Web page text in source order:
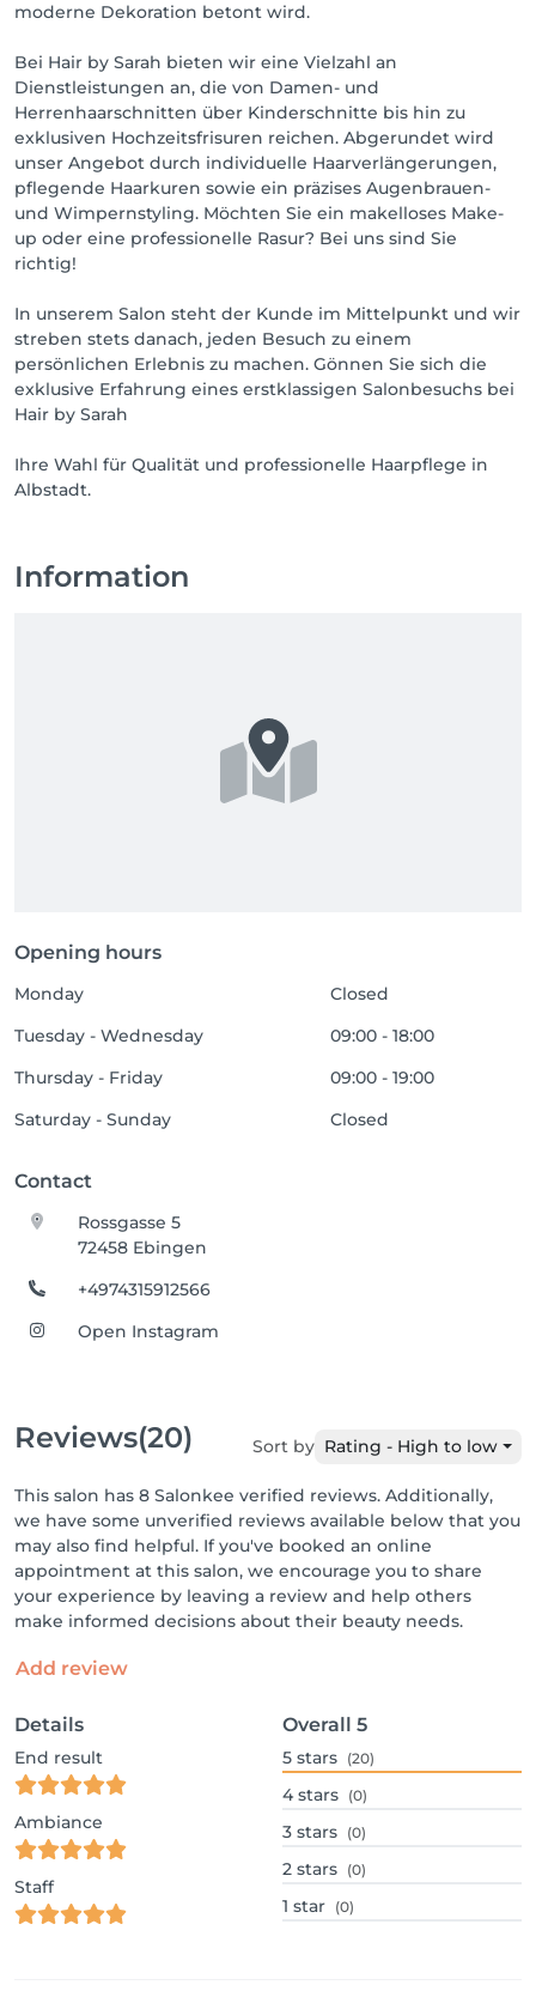
moderne Dekoration betont wird.
Bei Hair by Sarah bieten wir eine Vielzahl an
Dienstleistungen an, die von Damen- und
Herrenhaarschnitten über Kinderschnitte bis hin zu
exklusiven Hochzeitsfrisuren reichen. Abgerundet wird
unser Angebot durch individuelle Haarverlängerungen,
pflegende Haarkuren sowie ein präzises Augenbrauen-
und Wimpernstyling. Möchten Sie ein makelloses Make-
up oder eine professionelle Rasur? Bei uns sind Sie
richtig!
In unserem Salon steht der Kunde im Mittelpunkt und wir
streben stets danach, jeden Besuch zu einem
persönlichen Erlebnis zu machen. Gönnen Sie sich die
exklusive Erfahrung eines erstklassigen Salonbesuchs bei
Hair by Sarah
Ihre Wahl für Qualität und professionelle Haarpflege in
Albstadt.
Information
Opening hours
Monday
Closed
Tuesday - Wednesday
09:00 - 18:00
Thursday - Friday
09:00 - 19:00
Saturday - Sunday
Closed
Contact
Rossgasse 5
72458 Ebingen
+4974315912566
Open Instagram
Reviews(20) Sort by Rating - High to low
This salon has 8 Salonkee verified reviews. Additionally,
we have some unverified reviews available below that you
may also find helpful. If you've booked an online
appointment at this salon, we encourage you to share
your experience by leaving a review and help others
make informed decisions about their beauty needs.
Add review
Details
End result
Ambiance
Staff
Overall 5
5 stars (20)
4 stars (0)
3 stars (0)
2 stars (0)
1 star (0)